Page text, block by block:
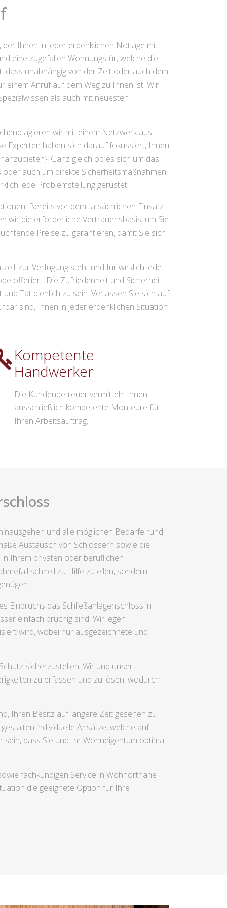
, der Ihnen in jeder erdenklichen Notlage mit
eine zugefallen Wohnungstür, welche die
unabhängig von der Zeit oder auch dem
einem Anruf auf dem Weg zu Ihnen ist. Wir
als auch mit neuesten
agieren wir mit einem Netzwerk aus
Experten haben sich darauf fokussiert, Ihnen
Ganz gleich ob es sich um das
auch um direkte Sicherheitsmaßnahmen
jede Problemstellung gerüstet.
Bereits vor dem tatsächlichen Einsatz
wir die erforderliche Vertrauensbasis, um Sie
Preise zu garantieren, damit Sie sich
zur Verfügung steht und für wirklich jede
offeriert. Die Zufriedenheit und Sicherheit
Tat dienlich zu sein. Verlassen Sie sich auf
sind, Ihnen in jeder erdenklichen Situation
Kompetente
Handwerker
Die Kundenbetreuer vermitteln Ihnen
ausschließlich kompetente Monteure für
Ihren Arbeitsauftrag.
und alle möglichen Bedarfe rund
Austausch von Schlössern sowie die
Ihrem privaten oder beruflichen
schnell zu Hilfe zu eilen, sondern
Einbruchs das Schließanlagenschloss in
einfach brüchig sind. Wir legen
wird, wobei nur ausgezeichnete und
sicherzustellen. Wir und unser
zu erfassen und zu lösen, wodurch
Ihren Besitz auf längere Zeit gesehen zu
individuelle Ansätze, welche auf
dass Sie und Ihr Wohneigentum optimal
fachkundigen Service in Wohnortnähe
die geeignete Option für Ihre